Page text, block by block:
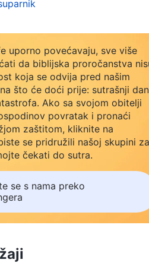
koji ne rade
izabrati nadzornika i da
poslovima. Stoga lažni
kako rad napreduje i
s nadzornikom, lažni vođa
Ne pitajte mene.’ Osoba
o hrani i zabavi i lijen je
zabušava i izmišlja
Lažni vođa će
ili čak i ako jest, to je
nadzornika, već će
nadzorniku. Bez obzira
uporno povećavaju, sve više
da biblijska proročanstva
koja se odvija pred našim
što će doći prije: sutrašnji dan
Ako sa svojom obitelji
povratak i pronaći
zaštitom, kliknite na
se pridružili našoj skupini za
čekati do sutra.
se s nama preko